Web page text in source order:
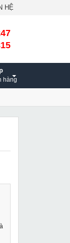
HỆ
hàng